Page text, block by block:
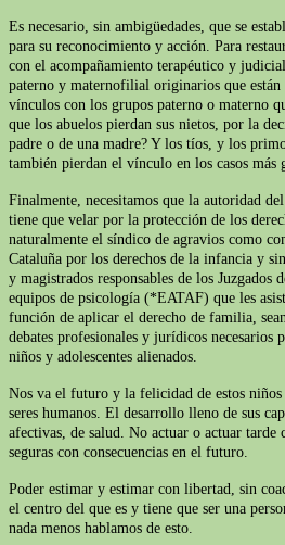
Es necesario, sin ambigüedades, que se
para su reconocimiento y acción. Para
con el acompañamiento terapéutico y
paterno y maternofilial originarios que están
vínculos con los grupos paterno o materno
que los abuelos pierdan sus nietos, por la
padre o de una madre? Y los tíos, y los
también pierdan el vínculo en los casos más
Finalmente, necesitamos que la autoridad
tiene que velar por la protección de los
naturalmente el síndico de agravios como
Cataluña por los derechos de la infancia y
y magistrados responsables de los Juzgados
equipos de psicología (*EATAF) que les
función de aplicar el derecho de familia,
debates profesionales y jurídicos necesarios
niños y adolescentes alienados.
Nos va el futuro y la felicidad de estos
seres humanos. El desarrollo lleno de sus
afectivas, de salud. No actuar o actuar tarde
seguras con consecuencias en el futuro.
Poder estimar y estimar con libertad, sin
el centro del que es y tiene que ser una
nada menos hablamos de esto.